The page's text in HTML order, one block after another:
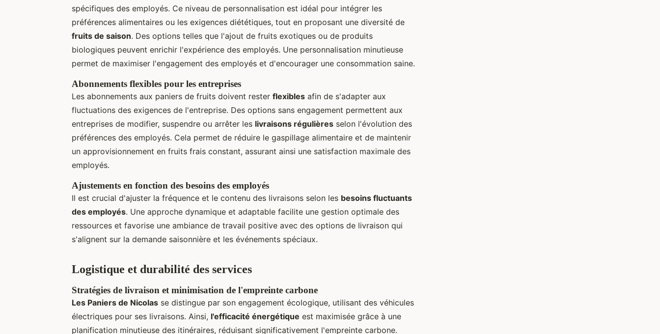
spécifiques des employés. Ce niveau de personnalisation est idéal pour intégrer les
préférences alimentaires ou les exigences diététiques, tout en proposant une diversité de
fruits de saison. Des options telles que l'ajout de fruits exotiques ou de produits
biologiques peuvent enrichir l'expérience des employés. Une personnalisation minutieuse
permet de maximiser l'engagement des employés et d'encourager une consommation saine.
Abonnements flexibles pour les entreprises
Les abonnements aux paniers de fruits doivent rester flexibles afin de s'adapter aux
fluctuations des exigences de l'entreprise. Des options sans engagement permettent aux
entreprises de modifier, suspendre ou arrêter les livraisons régulières selon l'évolution des
préférences des employés. Cela permet de réduire le gaspillage alimentaire et de maintenir
un approvisionnement en fruits frais constant, assurant ainsi une satisfaction maximale des
employés.
Ajustements en fonction des besoins des employés
Il est crucial d'ajuster la fréquence et le contenu des livraisons selon les besoins fluctuants
des employés. Une approche dynamique et adaptable facilite une gestion optimale des
ressources et favorise une ambiance de travail positive avec des options de livraison qui
s'alignent sur la demande saisonnière et les événements spéciaux.
Logistique et durabilité des services
Stratégies de livraison et minimisation de l'empreinte carbone
Les Paniers de Nicolas se distingue par son engagement écologique, utilisant des véhicules
électriques pour ses livraisons. Ainsi, l'efficacité énergétique est maximisée grâce à une
planification minutieuse des itinéraires, réduisant significativement l'empreinte carbone.